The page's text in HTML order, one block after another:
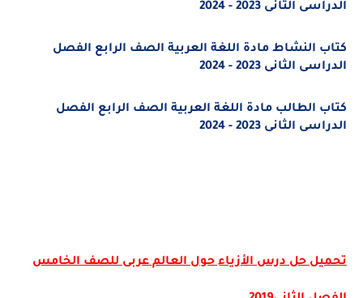
الدراسى الثانى 2023 - 2024
كتاب النشاط مادة اللغة العربية الصف الرابع الفصل
الدراسى الثانى 2023 - 2024
كتاب الطالب مادة اللغة العربية الصف الرابع الفصل
الدراسى الثانى 2023 - 2024
تحميل حل درس الأزياء حول العالم عربى للصف الخامس